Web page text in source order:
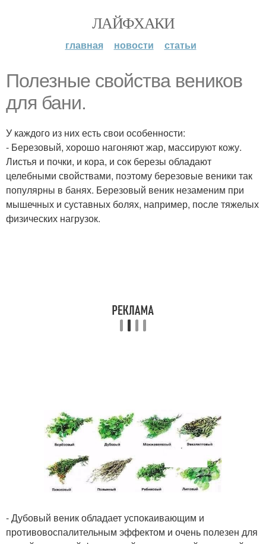
ЛАЙФХАКИ
главная новости статьи
Полезные свойства веников
для бани.
У каждого из них есть свои особенности:
- Березовый, хорошо нагоняют жар, массируют кожу.
Листья и почки, и кора, и сок березы обладают
целебными свойствами, поэтому березовые веники так
популярны в банях. Березовый веник незаменим при
мышечных и суставных болях, например, после тяжелых
физических нагрузок.
- Дубовый веник обладает успокаивающим и
противовоспалительным эффектом и очень полезен для